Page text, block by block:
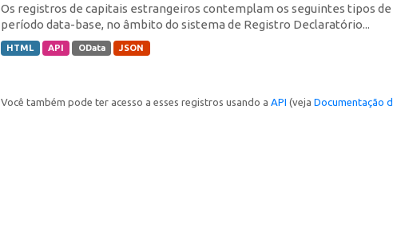
Os registros de capitais estrangeiros contemplam os seguintes tipos de
período data-base, no âmbito do sistema de Registro Declaratório...
HTML API OData JSON
Você também pode ter acesso a esses registros usando a API (veja Documentação